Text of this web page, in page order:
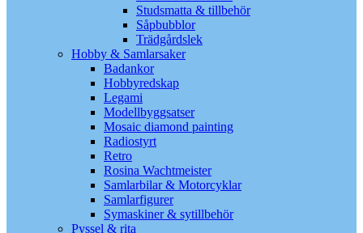
Studsmatta & tillbehör
Såpbubblor
Trädgårdslek
Hobby & Samlarsaker
Badankor
Hobbyredskap
Legami
Modellbyggsatser
Mosaic diamond painting
Radiostyrt
Retro
Rosina Wachtmeister
Samlarbilar & Motorcyklar
Samlarfigurer
Symaskiner & sytillbehör
Pyssel & rita